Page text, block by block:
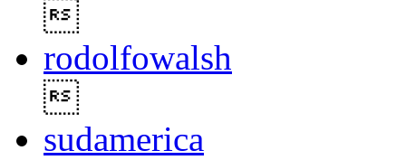
rodolfowalsh
sudamerica